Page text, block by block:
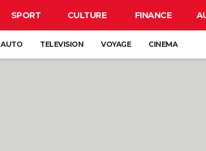
SPORT CULTURE FINANCE
AUTO TELEVISION VOYAGE CINEMA